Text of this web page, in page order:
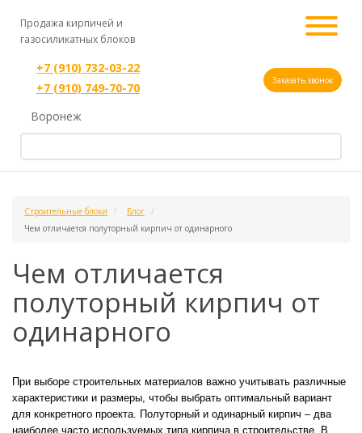
Продажа кирпичей и
газосиликатных блоков
+7 (910) 732-03-22
+7 (910) 749-70-70
Заказать звонок
Воронеж
Строительные блоки
Блог
Чем отличается полуторный кирпич от одинарного
Чем отличается
полуторный кирпич от
одинарного
При выборе строительных материалов важно учитывать различные
характеристики и размеры, чтобы выбрать оптимальный вариант
для конкретного проекта. Полуторный и одинарный кирпич – два
наиболее часто используемых типа кирпича в строительстве. В